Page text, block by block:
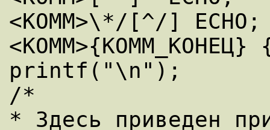
<КОММ>\*/[^/] ECHO;
<КОММ>{КОММ_КОНЕЦ}
printf("\n");
/*
* Здесь приведен